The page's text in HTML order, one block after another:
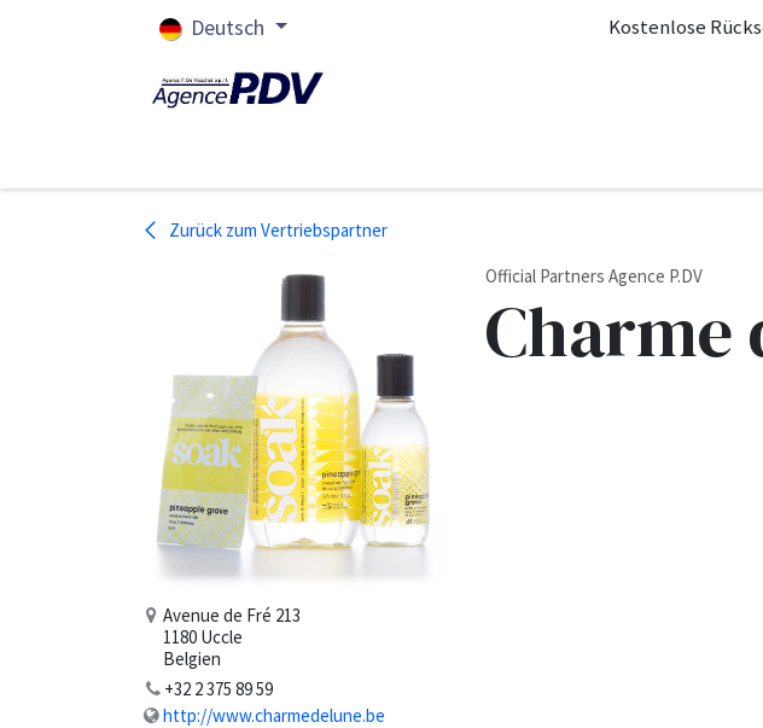
Deutsch Kostenlose
Zurück zum Vertriebspartner
Avenue de Fré 213
1180 Uccle
Belgien
+32 2 375 89 59
http://www.charmedelune.be
Official Partners Agence P.DV
Charme